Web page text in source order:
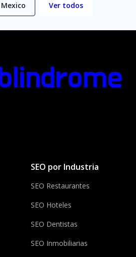
Ver todos
SEO por Industria
SEO Restaurantes
SEO Hoteles
SEO Dentistas
SEO Inmobiliarias